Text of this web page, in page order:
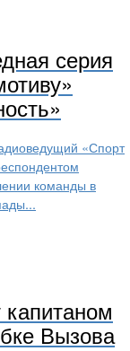
серия
«Спорт
команды в
Вызова